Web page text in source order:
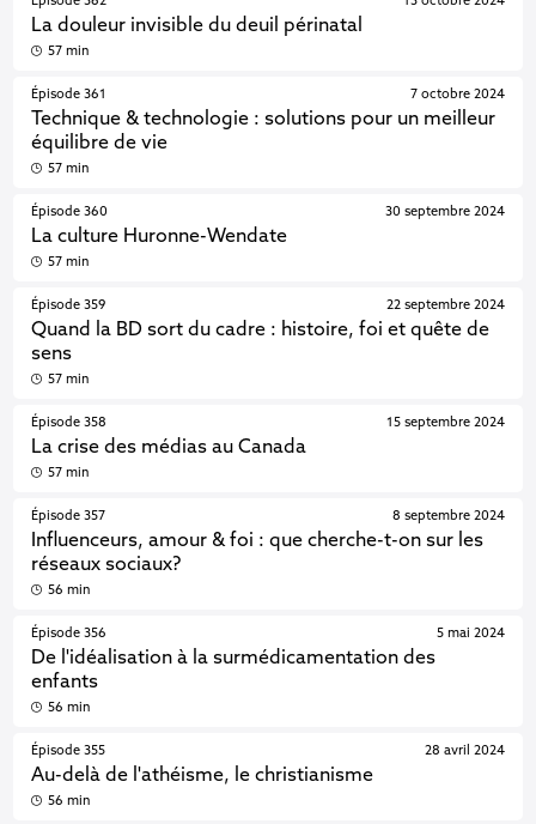
La douleur invisible du deuil périnatal
57 min
Épisode 361
Technique & technologie : solutions pour un meilleur
équilibre de vie
7 octobre 2024
57 min
Épisode 360
La culture Huronne-Wendate
30 septembre 2024
57 min
Épisode 359
Quand la BD sort du cadre : histoire, foi et quête de
sens
22 septembre 2024
57 min
Épisode 358
La crise des médias au Canada
15 septembre 2024
57 min
Épisode 357
Influenceurs, amour & foi : que cherche-t-on sur les
réseaux sociaux?
8 septembre 2024
56 min
Épisode 356
De l'idéalisation à la surmédicamentation des
enfants
5 mai 2024
56 min
Épisode 355
Au-delà de l'athéisme, le christianisme
28 avril 2024
56 min